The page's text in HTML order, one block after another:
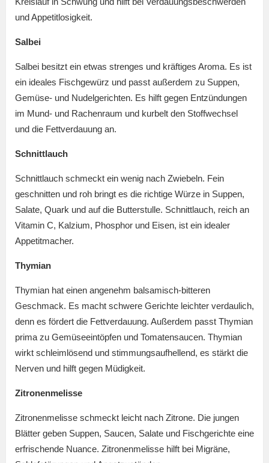
und Appetitlosigkeit.
Salbei
Salbei besitzt ein etwas strenges und kräftiges Aroma. Es ist
ein ideales Fischgewürz und passt außerdem zu Suppen,
Gemüse- und Nudelgerichten. Es hilft gegen Entzündungen
im Mund- und Rachenraum und kurbelt den Stoffwechsel
und die Fettverdauung an.
Schnittlauch
Schnittlauch schmeckt ein wenig nach Zwiebeln. Fein
geschnitten und roh bringt es die richtige Würze in Suppen,
Salate, Quark und auf die Butterstulle. Schnittlauch, reich an
Vitamin C, Kalzium, Phosphor und Eisen, ist ein idealer
Appetitmacher.
Thymian
Thymian hat einen angenehm balsamisch-bitteren
Geschmack. Es macht schwere Gerichte leichter verdaulich,
denn es fördert die Fettverdauung. Außerdem passt Thymian
prima zu Gemüseeintöpfen und Tomatensaucen. Thymian
wirkt schleimlösend und stimmungsaufhellend, es stärkt die
Nerven und hilft gegen Müdigkeit.
Zitronenmelisse
Zitronenmelisse schmeckt leicht nach Zitrone. Die jungen
Blätter geben Suppen, Saucen, Salate und Fischgerichte eine
erfrischende Nuance. Zitronenmelisse hilft bei Migräne,